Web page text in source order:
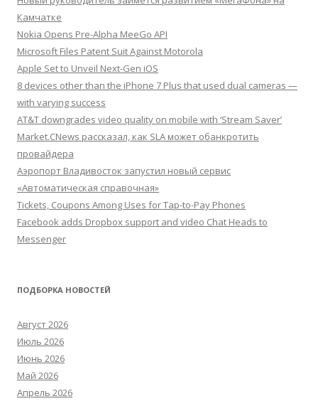
Камчатке
Nokia Opens Pre-Alpha MeeGo API
Microsoft Files Patent Suit Against Motorola
Apple Set to Unveil Next-Gen iOS
8 devices other than the iPhone 7 Plus that used dual cameras —
with varying success
AT&T downgrades video quality on mobile with ‘Stream Saver’
Market.CNews рассказал, как SLA может обанкротить
провайдера
Аэропорт Владивосток запустил новый сервис
«Автоматическая справочная»
Tickets, Coupons Among Uses for Tap-to-Pay Phones
Facebook adds Dropbox support and video Chat Heads to
Messenger
ПОДБОРКА НОВОСТЕЙ
Август 2026
Июль 2026
Июнь 2026
Май 2026
Апрель 2026